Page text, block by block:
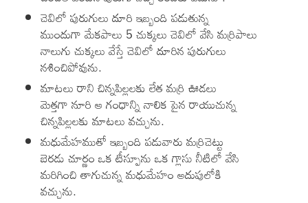
చెవిలో పురుగులు దూరి ఇబ్బంది పడుతున్న
ముందుగా మేకపాలు 5 చుక్కలు చెవిలో వేసి మర్రిపాలు
నాలుగు చుక్కలు వేస్తే చెవిలో దూరిన పురుగులు
నశించిపోవును.
మాటలు రాని చిన్నపిల్లలకు లేత మర్రి ఊడలు
మెత్తగా నూరి ఆ గంధాన్ని నాలిక పైన రాయుచున్న
చిన్నపిల్లలకు మాటలు వచ్చును.
మధుమేహముతో ఇబ్బంది పడువారు మర్రిచెట్టు
బెరడు చూర్ణం ఒక టీస్పూను ఒక గ్లాసు నీటిలో వేసి
మరిగించి తాగుచున్న మధుమేహం అదుపులోకి
వచ్చును.